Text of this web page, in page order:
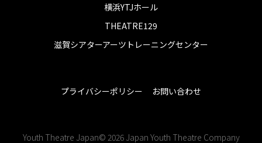
横浜YTJホール
THEATRE129
滋賀シアターアーツトレーニングセンター
プライバシーポリシー お問い合わせ
Youth Theatre Japan© 2026 Japan Youth Theatre Company